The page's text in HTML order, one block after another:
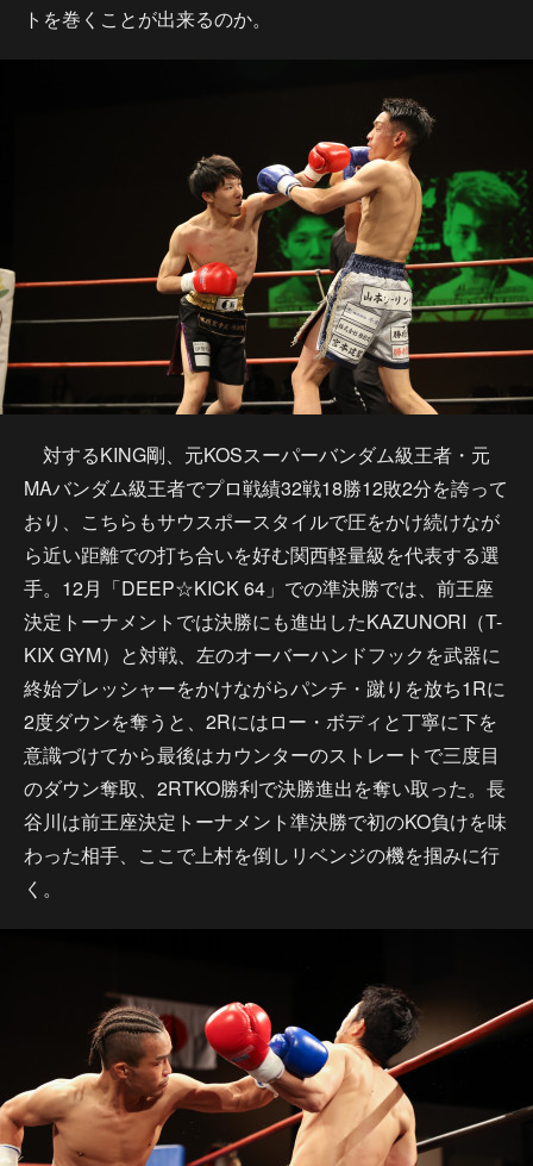
トを巻くことが出来るのか。
対するKING剛、元KOSスーパーバンダム級王者・元
MAバンダム級王者でプロ戦績32戦18勝12敗2分を誇って
おり、こちらもサウスポースタイルで圧をかけ続けなが
ら近い距離での打ち合いを好む関西軽量級を代表する選
手。12月「DEEP☆KICK 64」での準決勝では、前王座
決定トーナメントでは決勝にも進出したKAZUNORI（T-
KIX GYM）と対戦、左のオーバーハンドフックを武器に
終始プレッシャーをかけながらパンチ・蹴りを放ち1Rに
2度ダウンを奪うと、2Rにはロー・ボディと丁寧に下を
意識づけてから最後はカウンターのストレートで三度目
のダウン奪取、2RTKO勝利で決勝進出を奪い取った。長
谷川は前王座決定トーナメント準決勝で初のKO負けを味
わった相手、ここで上村を倒しリベンジの機を掴みに行
く。